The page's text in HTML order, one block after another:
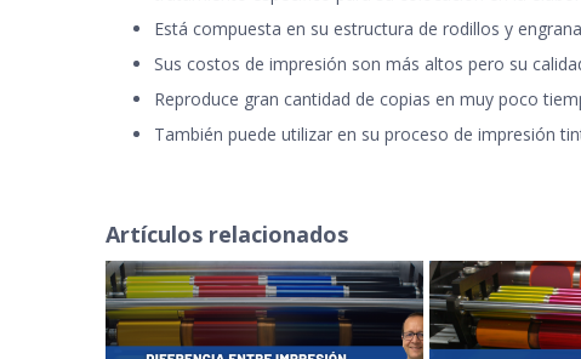
Está compuesta en su estructura de rodillos y
Sus costos de impresión son más altos pero su
Reproduce gran cantidad de copias en muy poco
También puede utilizar en su proceso de impresión
Artículos relacionados